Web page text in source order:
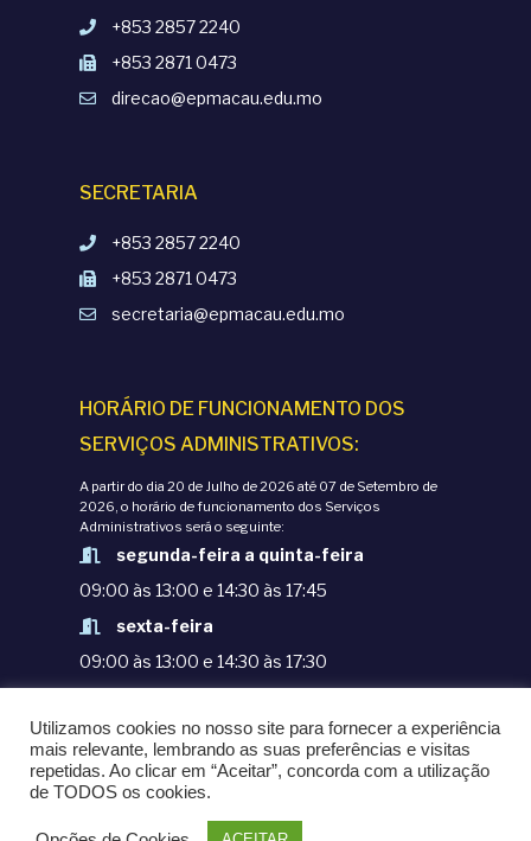
+853 2857 2240
+853 2871 0473
direcao@epmacau.edu.mo
SECRETARIA
+853 2857 2240
+853 2871 0473
secretaria@epmacau.edu.mo
HORÁRIO DE FUNCIONAMENTO DOS
SERVIÇOS ADMINISTRATIVOS:
A partir do dia 20 de Julho de 2026 até 07 de Setembro de
2026, o horário de funcionamento dos Serviços
Administrativos será o seguinte:
segunda-feira a quinta-feira
09:00 às 13:00 e 14:30 às 17:45
sexta-feira
09:00 às 13:00 e 14:30 às 17:30
POLÍTICAS DE PRIVACIDADE
© COPYRIGHT 1998-2020. EPM - ESCOLA
PORTUGUESA DE MACAU
Utilizamos cookies no nosso site para fornecer a experiência
mais relevante, lembrando as suas preferências e visitas
repetidas. Ao clicar em “Aceitar”, concorda com a utilização
de TODOS os cookies.